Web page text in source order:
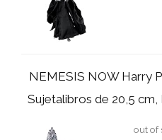
NEMESIS NOW Harry
Sujetalibros de 20,5 cm,
out of